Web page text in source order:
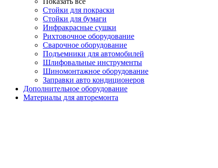
Стойки для покраски
Стойки для бумаги
Инфракрасные сушки
Рихтовочное оборудование
Сварочное оборудование
Подъемники для автомобилей
Шлифовальные инструменты
Шиномонтажное оборудование
Заправки авто кондиционеров
Дополнительное оборудование
Материалы для авторемонта